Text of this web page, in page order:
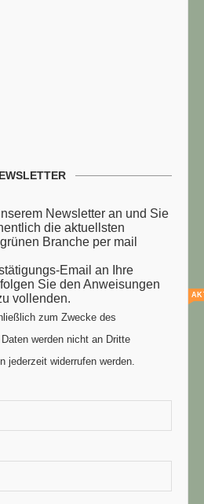
Newsletter an und Sie
die aktuellsten
Branche per mail
Email an Ihre
Sie den Anweisungen
vollenden.
zum Zwecke des
werden nicht an Dritte
jederzeit widerrufen werden.